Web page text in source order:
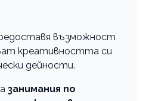
възможност
креативността си
дейности.
занимания по